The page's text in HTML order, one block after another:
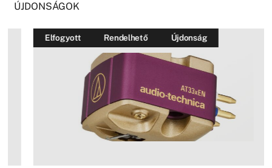
ÚJDONSÁGOK
Elfogyott Rendelhető Újdonság